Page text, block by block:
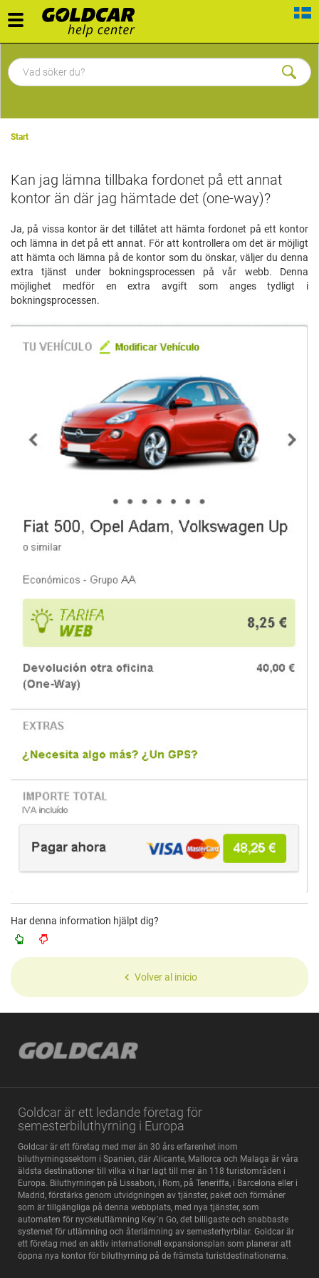
Toggle
navigation
Start
Kan jag lämna tillbaka fordonet på ett annat
kontor än där jag hämtade det (one-way)?
Ja, på vissa kontor är det tillåtet att hämta fordonet på ett kontor
och lämna in det på ett annat. För att kontrollera om det är möjligt
att hämta och lämna på de kontor som du önskar, väljer du denna
extra tjänst under bokningsprocessen på vår webb. Denna
möjlighet medför en extra avgift som anges tydligt i
bokningsprocessen.
Har denna information hjälpt dig?
Volver al inicio
Goldcar är ett ledande företag för
semesterbiluthyrning i Europa
Goldcar är ett företag med mer än 30 års erfarenhet inom
biluthyrningssektorn i Spanien, där Alicante, Mallorca och Malaga är våra
äldsta destinationer till vilka vi har lagt till mer än 118 turistområden i
Europa. Biluthyrningen på Lissabon, i Rom, på Teneriffa, i Barcelona eller i
Madrid, förstärks genom utvidgningen av tjänster, paket och förmåner
som är tillgängliga på denna webbplats, med nya tjänster, som
automaten för nyckelutlämning Key´n Go, det billigaste och snabbaste
systemet för utlämning och återlämning av semesterhyrbilar. Goldcar är
ett företag med en aktiv internationell expansionsplan som planerar att
öppna nya kontor för biluthyrning på de främsta turistdestinationerna.